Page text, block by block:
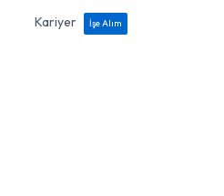
Kariyer
İşe Alım